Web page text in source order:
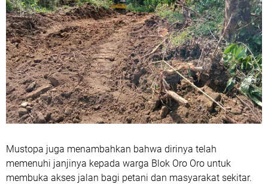
Mustopa juga menambahkan bahwa dirinya telah
memenuhi janjinya kepada warga Blok Oro Oro untuk
membuka akses jalan bagi petani dan masyarakat sekitar.